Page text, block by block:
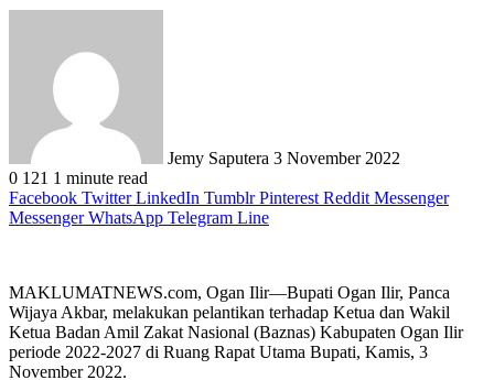
Jemy Saputera 3 November 2022
0 121 1 minute read
Facebook Twitter LinkedIn Tumblr Pinterest Reddit Messenger
Messenger WhatsApp Telegram Line
MAKLUMATNEWS.com, Ogan Ilir—Bupati Ogan Ilir, Panca
Wijaya Akbar, melakukan pelantikan terhadap Ketua dan Wakil
Ketua Badan Amil Zakat Nasional (Baznas) Kabupaten Ogan Ilir
periode 2022-2027 di Ruang Rapat Utama Bupati, Kamis, 3
November 2022.